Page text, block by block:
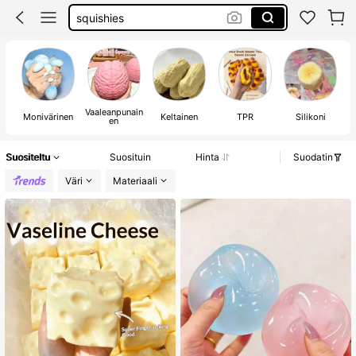
butter squishy
squishy
Monivärinen Vaaleanpunain
en Keltainen TPR Silikoni
Suositeltu Suosituin Hinta
Suodatin
Väri
Materiaali